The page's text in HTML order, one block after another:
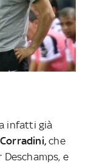
infatti già
che
e